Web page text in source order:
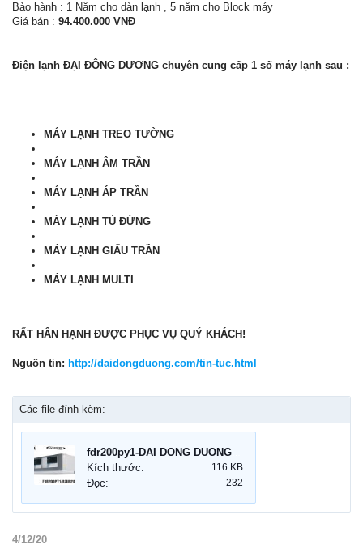
Bảo hành : 1 Năm cho dàn lạnh , 5 năm cho Block máy
Giá bán : 94.400.000 VNĐ
Điện lạnh ĐẠI ĐÔNG DƯƠNG chuyên cung cấp 1 số máy lạnh sau :
MÁY LẠNH TREO TƯỜNG
MÁY LẠNH ÂM TRẦN
MÁY LẠNH ÁP TRẦN
MÁY LẠNH TỦ ĐỨNG
MÁY LẠNH GIẤU TRẦN
MÁY LẠNH MULTI
RẤT HÂN HẠNH ĐƯỢC PHỤC VỤ QUÝ KHÁCH!
Nguồn tin: http://daidongduong.com/tin-tuc.html
Các file đính kèm:
Kích thước: 116 KB
Đọc: 232
4/12/20